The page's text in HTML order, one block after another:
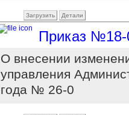
Загрузить Детали
Приказ №18-
О внесении
управления
года № 26-0